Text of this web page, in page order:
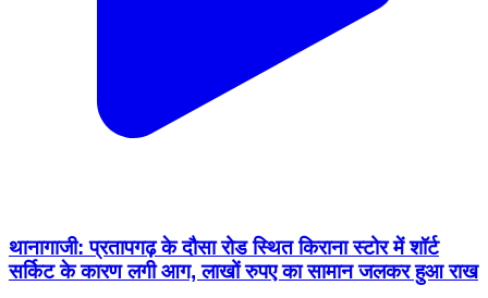
थानागाजी: प्रतापगढ़ के दौसा रोड स्थित किराना स्टोर में शॉर्ट
सर्किट के कारण लगी आग, लाखों रुपए का सामान जलकर हुआ राख